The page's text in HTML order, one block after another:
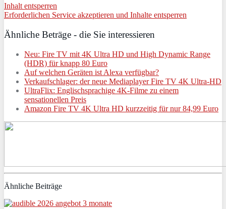
Inhalt entsperren
Erforderlichen Service akzeptieren und Inhalte entsperren
Ähnliche Beträge - die Sie interessieren
Neu: Fire TV mit 4K Ultra HD und High Dynamic Range
(HDR) für knapp 80 Euro
Auf welchen Geräten ist Alexa verfügbar?
Verkaufschlager: der neue Mediaplayer Fire TV 4K Ultra-HD
UltraFlix: Englischsprachige 4K-Filme zu einem
sensationellen Preis
Amazon Fire TV 4K Ultra HD kurzzeitig für nur 84,99 Euro
Ähnliche Beiträge